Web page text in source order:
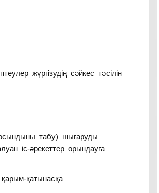
жүргізудің сәйкес тәсілін
табу) шығаруды
іс-әрекеттер орындауға
қатынасқа